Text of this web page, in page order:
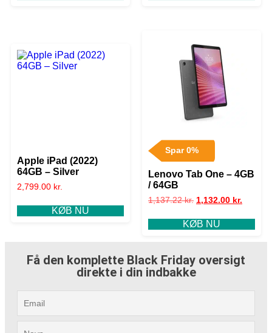
Apple iPad (2022)
64GB – Silver
2,799.00 kr.
KØB NU
Spar 0%
Lenovo Tab One – 4GB
/ 64GB
1,137.22kr. 1,132.00 kr.
KØB NU
Få den komplette Black Friday oversigt
direkte i din indbakke